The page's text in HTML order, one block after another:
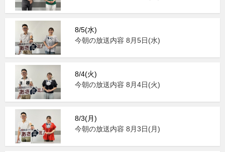
8/5(水)
今朝の放送内容 8月5日(水)
8/4(火)
今朝の放送内容 8月4日(火)
8/3(月)
今朝の放送内容 8月3日(月)